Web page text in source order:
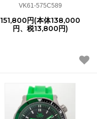
VK61-575C589
151,800円(本体138,000
円、税13,800円)